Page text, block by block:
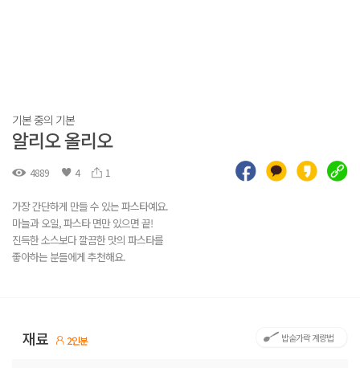
기본 중의 기본
알리오 올리오
4889 4 1
가장 간단하게 만들 수 있는 파스타예요.
마늘과 오일, 파스타 면만 있으면 끝!
진득한 소스보다 깔끔한 맛의 파스타를
좋아하는 분들에게 추천해요.
재료 2인분 밥숟가락 계량법